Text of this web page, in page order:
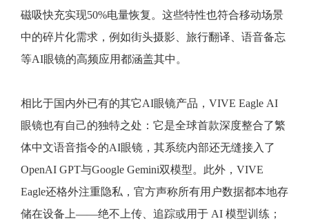
磁吸快充实现50%电量恢复。这些特性也符合移动场景
中的碎片化需求，例如街头摄影、旅行翻译、语音备忘
等AI眼镜的高频应用都涵盖其中。
相比于国内外已有的其它AI眼镜产品，VIVE Eagle AI
眼镜也有自己的独特之处：它是全球首款深度整合了繁
体中文语音指令的AI眼镜，其系统内部还无缝接入了
OpenAI GPT与Google Gemini双模型。此外，VIVE
Eagle还格外注重隐私，官方声称所有用户数据都本地存
储在设备上——绝不上传、追踪或用于 AI 模型训练；